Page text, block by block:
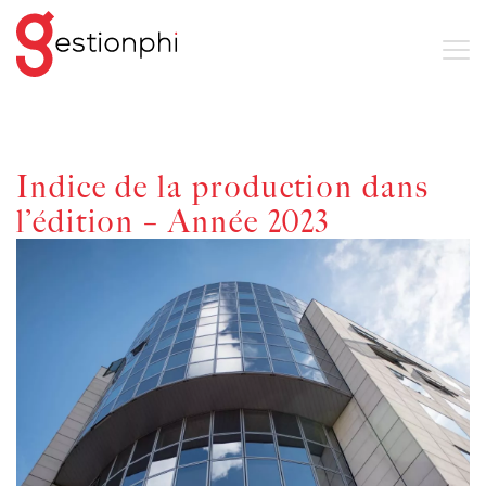
Indice de la production dans
l’édition – Année 2023